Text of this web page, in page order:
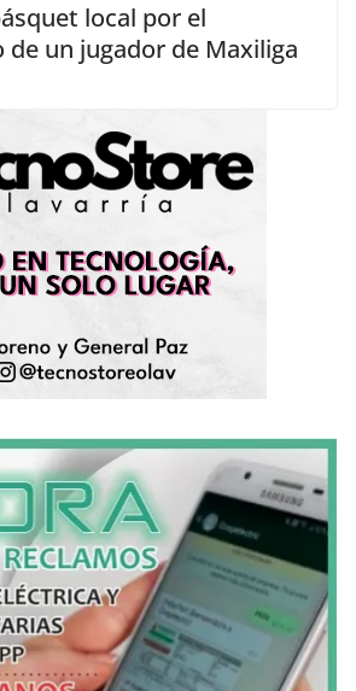
local por el
un jugador de Maxiliga